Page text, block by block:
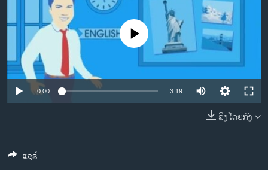
ອິດສະຫຼະພາບດ້ານການຂ່າວ
ຊີວິດຊາວລາວ
ຊຸມຊົນຊາວລາວ
ວິທະຍາສາດ-ເທັກໂນໂລຈີ
ວີດີໂອ
No media source currently available
0:00 3:19
ລິງໂດຍກົງ
ແຊຣ໌